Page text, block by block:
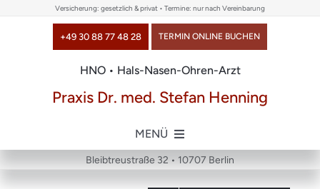
Versicherung: gesetzlich & privat • Termine: nur nach Vereinbarung
HNO • Hals-Nasen-Ohren-Arzt
+49 30 88 77 48 28 TERMIN ONLINE BUCHEN
Praxis Dr. med. Stefan Henning
MENÜ
Home
Bleibtreustraße 32 • 10707 Berlin